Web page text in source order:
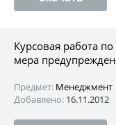
Курсовая работа
мера
Предмет: Менеджмент
Добавлено: 16.11.2012